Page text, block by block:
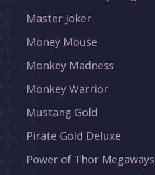
Master Joker
Money Mouse
Monkey Madness
Monkey Warrior
Mustang Gold
Pirate Gold Deluxe
Power of Thor Megaways